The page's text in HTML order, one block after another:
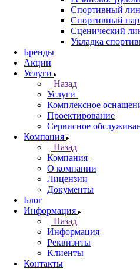
Спортивный
Спортивный
Сценический
Укладка
Бренды
Акции
Услуги
Назад
Услуги
Комплексное
Проектирование
Сервисное
Компания
Назад
Компания
О компании
Лицензии
Документы
Блог
Информация
Назад
Информация
Реквизиты
Клиенты
Контакты